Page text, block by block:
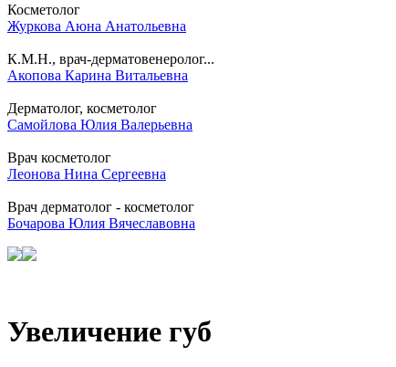
Косметолог
Журкова Аюна Анатольевна
К.М.Н., врач-дерматовенеролог...
Акопова Карина Витальевна
Дерматолог, косметолог
Самойлова Юлия Валерьевна
Врач косметолог
Леонова Нина Сергеевна
Врач дерматолог - косметолог
Бочарова Юлия Вячеславовна
Увеличение губ